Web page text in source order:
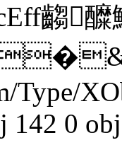
齺
Type/
142 0 obj